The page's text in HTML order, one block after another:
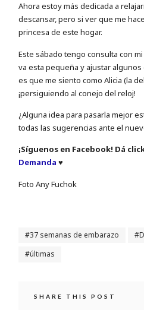
Ahora estoy más dedicada a
descansar, pero si ver que me
princesa de este hogar.
Este sábado tengo consulta con
va esta pequeña y ajustar
es que me siento como Alicia (la
¡persiguiendo al conejo del reloj!
¿Alguna idea para pasarla mejor
todas las sugerencias ante el
¡Síguenos en Facebook! Dá
Demanda ♥
Foto Any Fuchok
37 semanas de embarazo
últimas
SHARE THIS POST